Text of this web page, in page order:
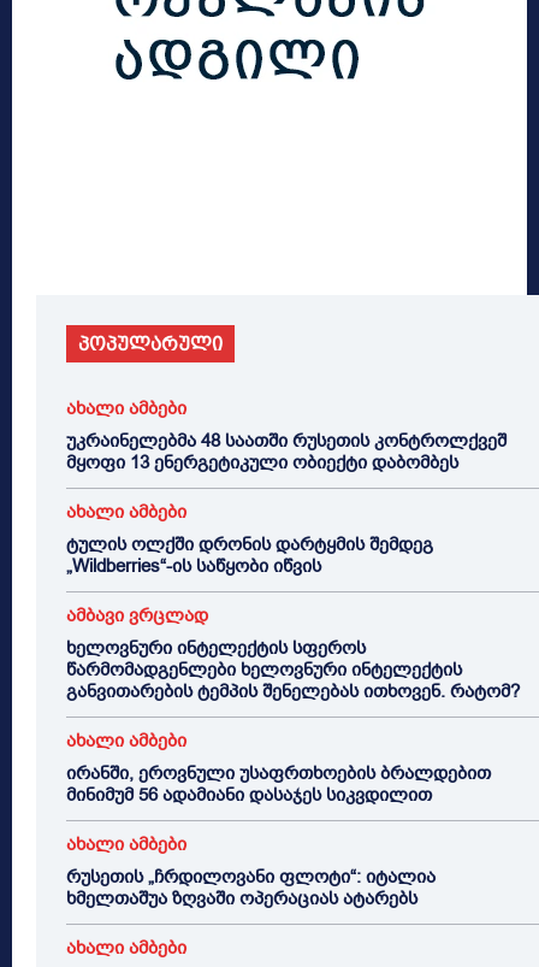
პოპულარული
ახალი ამბები
უკრაინელებმა 48 საათში რუსეთის კონტროლქვეშ
მყოფი 13 ენერგეტიკული ობიექტი დაბომბეს
ახალი ამბები
ტულის ოლქში დრონის დარტყმის შემდეგ
„Wildberries“-ის საწყობი იწვის
ამბავი ვრცლად
ხელოვნური ინტელექტის სფეროს
წარმომადგენლები ხელოვნური ინტელექტის
განვითარების ტემპის შენელებას ითხოვენ. რატომ?
ახალი ამბები
ირანში, ეროვნული უსაფრთხოების ბრალდებით
მინიმუმ 56 ადამიანი დასაჯეს სიკვდილით
ახალი ამბები
რუსეთის „ჩრდილოვანი ფლოტი“: იტალია
ხმელთაშუა ზღვაში ოპერაციას ატარებს
ახალი ამბები